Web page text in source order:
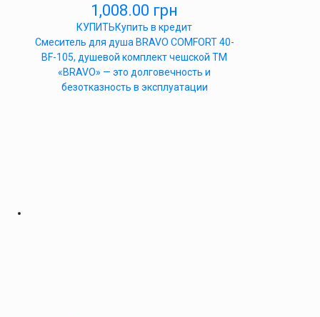
1,008.00 грн
КУПИТЬКупить в кредит
Cмеситель для душа BRAVO COMFORT 40-
BF-105, душевой комплект чешской ТМ
«BRAVO» — это долговечность и
безотказность в эксплуатации